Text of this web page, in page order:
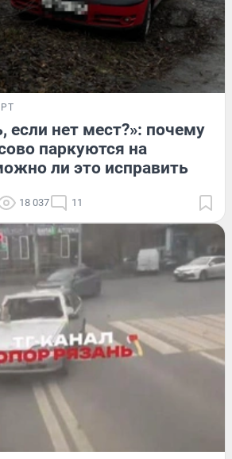
если нет мест?»: почему
паркуются на
ли это исправить
18 037 11